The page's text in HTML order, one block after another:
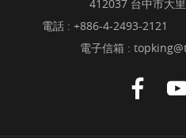
412037 台中市大
電話 : +886-4-2493-2121
電子信箱 :